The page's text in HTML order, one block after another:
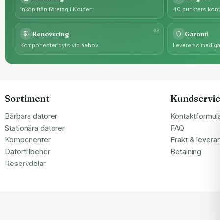
Inköp från företag i Norden. 40 punkters
03
Renovering
Komponenter byts vid behov.
Garanti
Levereras med
Sortiment
Bärbara datorer
Stationära datorer
Komponenter
Datortillbehör
Reservdelar
Kontaktformulär
FAQ
Frakt & leverans
Betalning